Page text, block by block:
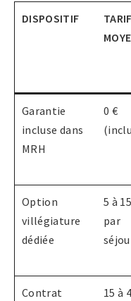
DISPOSITIF
TARIF
Garantie
incluse dans
MRH
0 €
Option
villégiature
dédiée
5 à
par
Contrat
15 à